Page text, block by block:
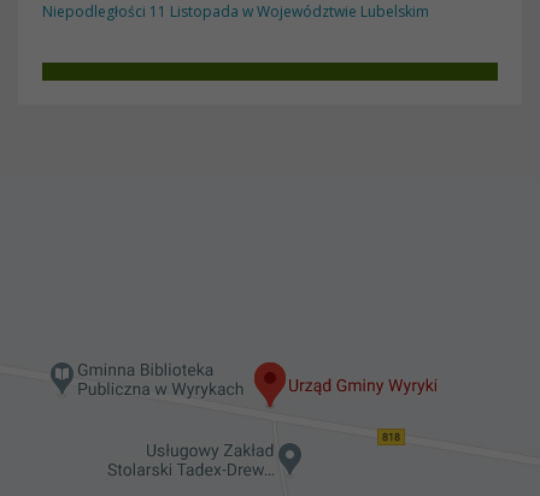
Niepodległości 11 Listopada w Województwie Lubelskim